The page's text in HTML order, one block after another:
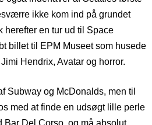
ikke kom ind på grundet
herefter en tur ud til Space
billet til EPM Museet som husede
Hendrix, Avatar og horror.
Subway og McDonalds, men til
med at finde en udsøgt lille perle
Bar Del Corso, og må absolut